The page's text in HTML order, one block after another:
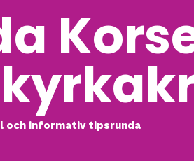
och informativ tipsrunda